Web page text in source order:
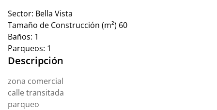
Sector: Bella Vista
Tamaño de Construcción (m²) 60
Baños: 1
Parqueos: 1
Descripción
zona comercial
calle transitada
parqueo